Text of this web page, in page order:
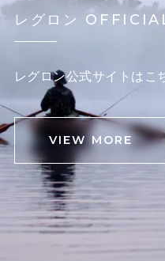
レグロン
レグロン公式サイトはこ
VIEW MORE